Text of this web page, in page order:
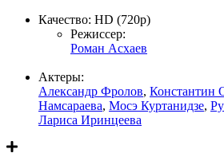
Качество: HD (720p)
Режиссер:
Роман Асхаев
Актеры:
Александр Фролов, Константин
Намсараева, Мосэ Куртанидзе,
Лариса Иринцеева